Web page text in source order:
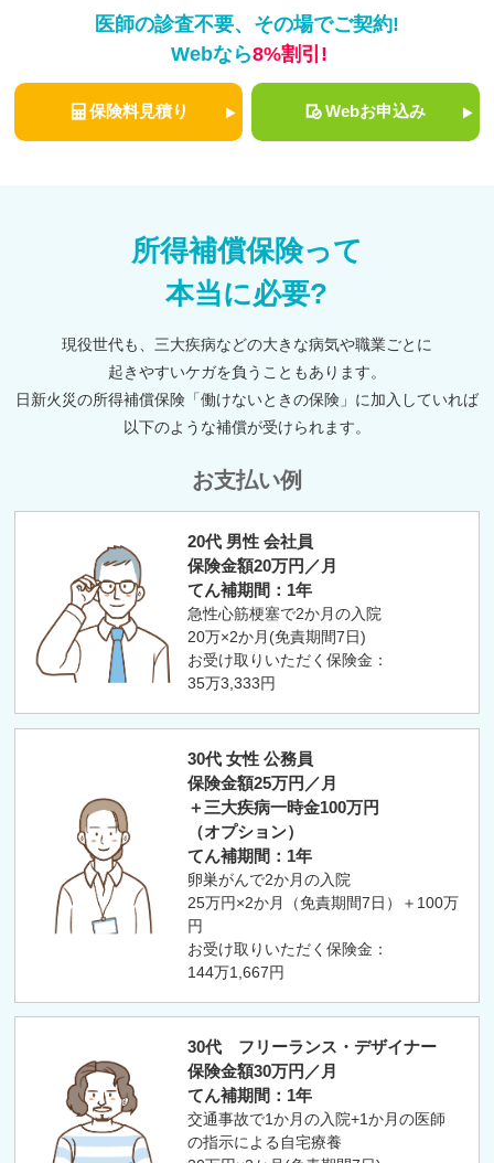
医師の診査不要、その場でご契約!
Webなら8%割引!
保険料見積り Webお申込み
所得補償保険って
本当に必要?
現役世代も、三大疾病などの大きな病気や職業ごとに
起きやすいケガを負うこともあります。
日新火災の所得補償保険「働けないときの保険」に加入していれば
以下のような補償が受けられます。
お支払い例
20代 男性 会社員
保険金額20万円／月
てん補期間：1年
急性心筋梗塞で2か月の入院
20万×2か月(免責期間7日)
お受け取りいただく保険金：
35万3,333円
30代 女性 公務員
保険金額25万円／月
＋三大疾病一時金100万円
（オプション）
てん補期間：1年
卵巣がんで2か月の入院
25万円×2か月（免責期間7日）＋100万
円
お受け取りいただく保険金：
144万1,667円
30代 フリーランス・デザイナー
保険金額30万円／月
てん補期間：1年
交通事故で1か月の入院+1か月の医師
の指示による自宅療養